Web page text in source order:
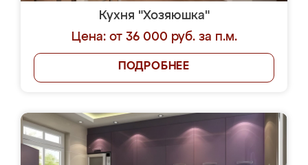
Кухня "Хозяюшка"
Цена: от 36 000 руб. за п.м.
ПОДРОБНЕЕ